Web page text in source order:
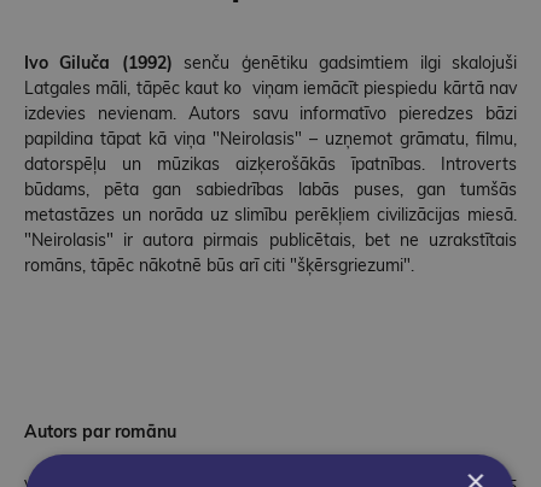
Ivo Giluča (1992) senču ģenētiku gadsimtiem ilgi skalojuši
Latgales māli, tāpēc kaut ko viņam iemācīt piespiedu kārtā nav
izdevies nevienam. Autors savu informatīvo pieredzes bāzi
papildina tāpat kā viņa "Neirolasis" – uzņemot grāmatu, filmu,
datorspēļu un mūzikas aizķerošākās īpatnības. Introverts
būdams, pēta gan sabiedrības labās puses, gan tumšās
metastāzes un norāda uz slimību perēkļiem civilizācijas miesā.
"Neirolasis" ir autora pirmais publicētais, bet ne uzrakstītais
romāns, tāpēc nākotnē būs arī citi "šķērsgriezumi".
Autors par romānu